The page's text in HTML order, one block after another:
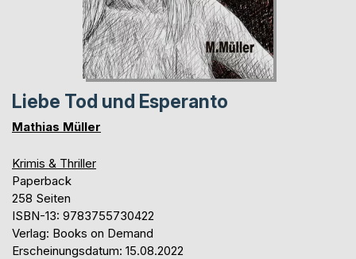
Liebe Tod und Esperanto
Mathias Müller
Krimis & Thriller
Paperback
258 Seiten
ISBN-13: 9783755730422
Verlag: Books on Demand
Erscheinungsdatum: 15.08.2022